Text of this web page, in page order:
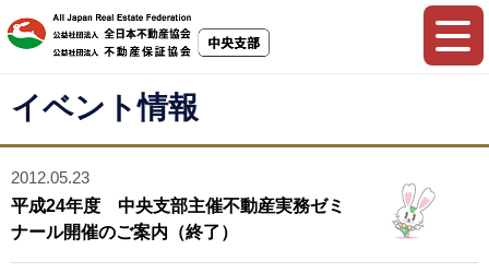
イベント情報
2012.05.23
平成24年度 中央支部主催不動産実務ゼミ
ナール開催のご案内（終了）